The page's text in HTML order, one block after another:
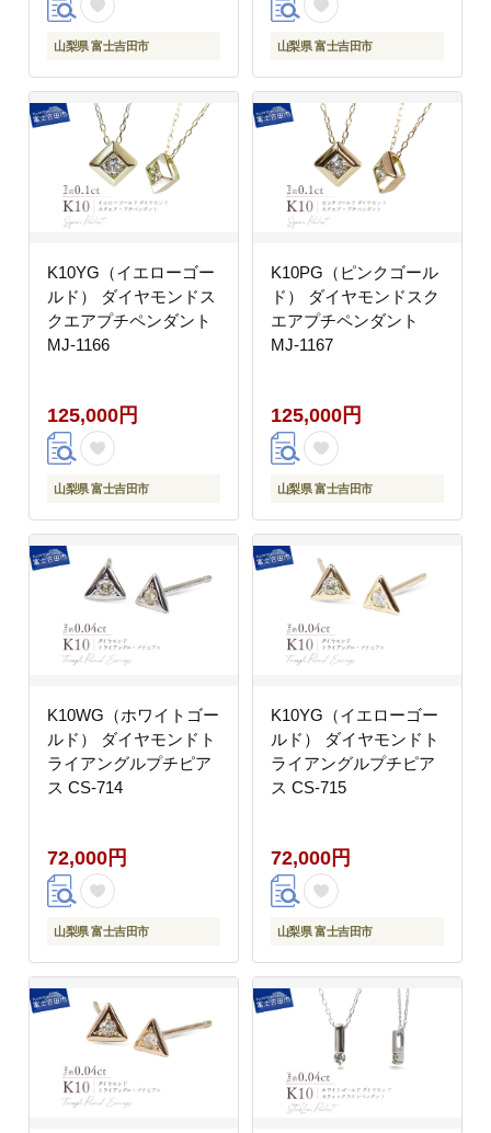
山梨県 富士吉田市 山梨県 富士吉田市
K10YG（イエローゴー
ルド） ダイヤモンドス
クエアプチペンダント
MJ-1166
125,000円
山梨県 富士吉田市
K10PG（ピンクゴール
ド） ダイヤモンドスク
エアプチペンダント
MJ-1167
125,000円
山梨県 富士吉田市
K10WG（ホワイトゴー
ルド） ダイヤモンドト
ライアングルプチピア
ス CS-714
72,000円
山梨県 富士吉田市
K10YG（イエローゴー
ルド） ダイヤモンドト
ライアングルプチピア
ス CS-715
72,000円
山梨県 富士吉田市